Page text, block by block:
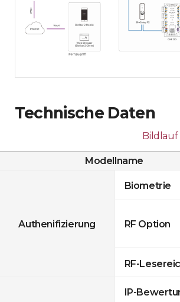
Technische Daten
Bildlauf
Modellname
Authenifizierung
Biometrie
RF Option
RF-
IP-